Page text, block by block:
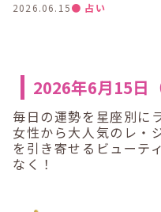
2026.06.15● 占い
2026年6月15日
毎日の運勢を星座別に
女性から大人気のレ・
を引き寄せるビューテ
なく！